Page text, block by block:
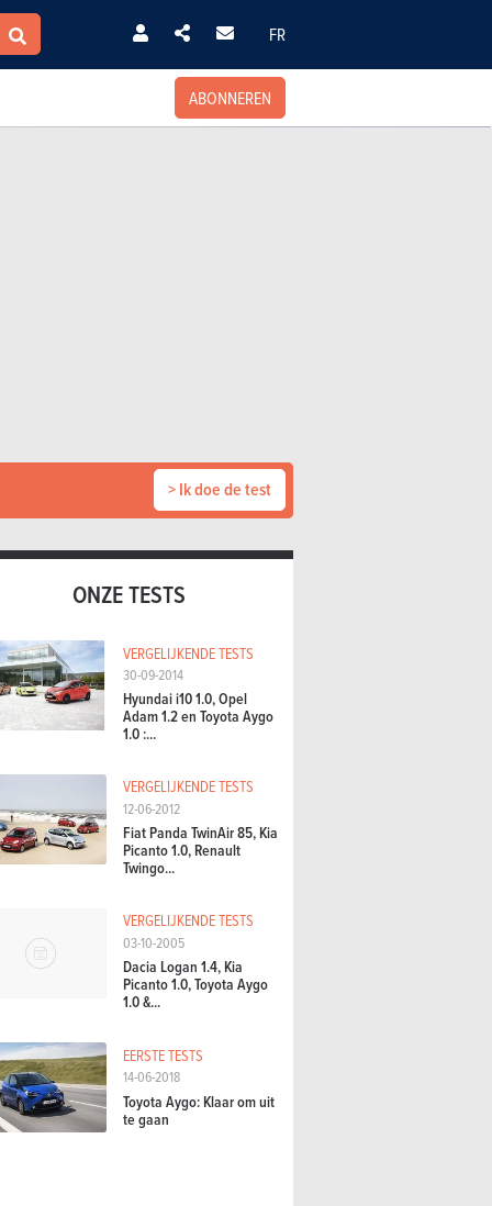
FR
ABONNEREN
> Ik doe de test
ONZE TESTS
VERGELIJKENDE TESTS
30-09-2014
Hyundai i10 1.0, Opel
Adam 1.2 en Toyota Aygo
1.0 :...
VERGELIJKENDE TESTS
12-06-2012
Fiat Panda TwinAir 85, Kia
Picanto 1.0, Renault
Twingo...
VERGELIJKENDE TESTS
03-10-2005
Dacia Logan 1.4, Kia
Picanto 1.0, Toyota Aygo
1.0 &...
EERSTE TESTS
14-06-2018
Toyota Aygo: Klaar om uit
te gaan